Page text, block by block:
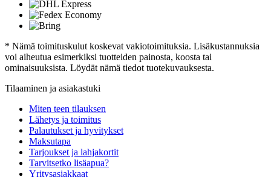
* Nämä toimituskulut koskevat vakiotoimituksia. Lisäkustannuksia
voi aiheutua esimerkiksi tuotteiden painosta, koosta tai
ominaisuuksista. Löydät nämä tiedot tuotekuvauksesta.
Tilaaminen ja asiakastuki
Miten teen tilauksen
Lähetys ja toimitus
Palautukset ja hyvitykset
Maksutapa
Tarjoukset ja lahjakortit
Tarvitsetko lisäapua?
Yritysasiakkaat